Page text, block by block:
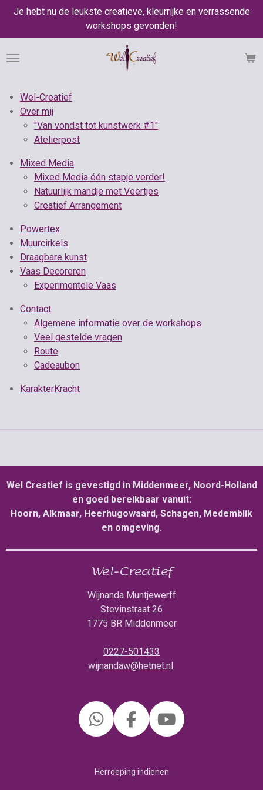
Ga
naar
de
Je hebt nu de leukste creatieve, kleurrijke en verrassende
workshops gevonden!
Wel-Creatief
Over mij
"Van vondst tot kunstwerk #1"
Atelierpost
Mixed Media
Mixed Media één stapje verder!
Natuurlijk mandje met Veertjes
Creatief Arrangement
Powertex
Muurcirkels
Draagbare kunst
Vaas Decoreren
Experimentele Vaas
Contact
Algemene informatie over de workshops
Veel gestelde vragen
Route
Cadeaubon
KarakterKracht
Wel Creatief is gevestigd in Middenmeer, Noord-Holland
en goed bereikbaar vanuit:
Hoorn, Alkmaar, Heerhugowaard, Schagen, Medemblik
en omgeving.
Wel-Creatief
Wijnanda Muntjewerff
Stevinstraat 26
1775 BR Middenmeer
0227-501433
wijnandaw@hetnet.nl
W
t
F
e
Y
T
Herroeping indienen